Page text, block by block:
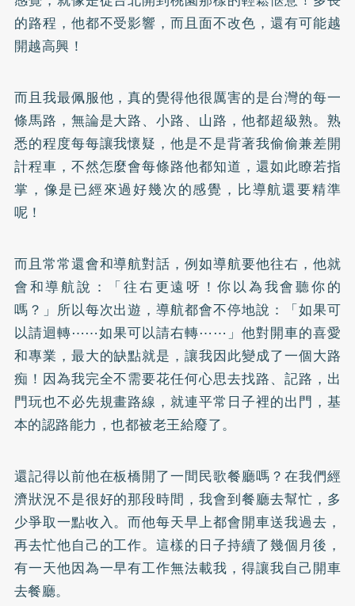
的路程，他都不受影響，而且面不改色，還有可能越
開越高興！
而且我最佩服他，真的覺得他很厲害的是台灣的每一
條馬路，無論是大路、小路、山路，他都超級熟。熟
悉的程度每每讓我懷疑，他是不是背著我偷偷兼差開
計程車，不然怎麼會每條路他都知道，還如此瞭若指
掌，像是已經來過好幾次的感覺，比導航還要精準
呢！
而且常常還會和導航對話，例如導航要他往右，他就
會和導航說：「往右更遠呀！你以為我會聽你的
嗎？」所以每次出遊，導航都會不停地說：「如果可
以請迴轉⋯⋯如果可以請右轉⋯⋯」他對開車的喜愛
和專業，最大的缺點就是，讓我因此變成了一個大路
痴！因為我完全不需要花任何心思去找路、記路，出
門玩也不必先規畫路線，就連平常日子裡的出門，基
本的認路能力，也都被老王給廢了。
還記得以前他在板橋開了一間民歌餐廳嗎？在我們經
濟狀況不是很好的那段時間，我會到餐廳去幫忙，多
少爭取一點收入。而他每天早上都會開車送我過去，
再去忙他自己的工作。這樣的日子持續了幾個月後，
有一天他因為一早有工作無法載我，得讓我自己開車
去餐廳。